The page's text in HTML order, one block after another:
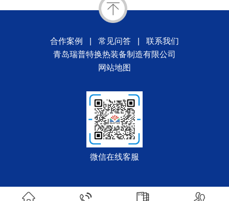
合作案例 常见问答
联系我们
青岛瑞普特换热装备制造有限公司
网站地图
微信在线客服